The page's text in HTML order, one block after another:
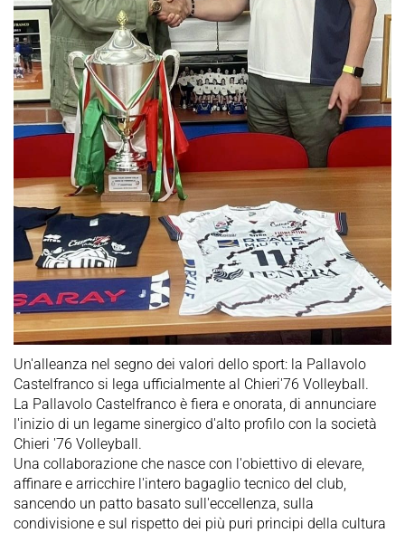
Un'alleanza nel segno dei valori dello sport: la Pallavolo
Castelfranco si lega ufficialmente al Chieri'76 Volleyball.
La Pallavolo Castelfranco è fiera e onorata, di annunciare
l'inizio di un legame sinergico d'alto profilo con la società
Chieri '76 Volleyball.
Una collaborazione che nasce con l'obiettivo di elevare,
affinare e arricchire l'intero bagaglio tecnico del club,
sancendo un patto basato sull'eccellenza, sulla
condivisione e sul rispetto dei più puri principi della cultura